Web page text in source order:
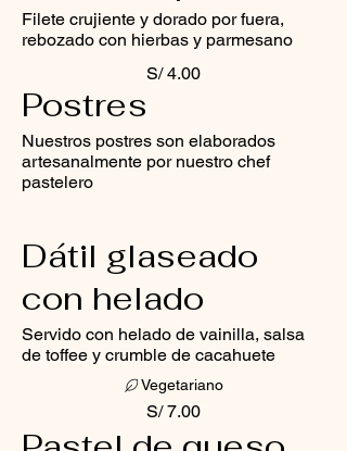
Filete crujiente y dorado por fuera,
rebozado con hierbas y parmesano
S/ 4.00
Postres
Nuestros postres son elaborados
artesanalmente por nuestro chef
pastelero
Dátil glaseado
con helado
Servido con helado de vainilla, salsa
de toffee y crumble de cacahuete
S/ 7.00
Vegetariano